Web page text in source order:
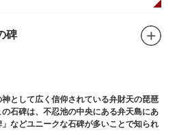
碑
として広く信仰されている弁財天の琵琶
石碑は、不忍池の中央にある弁天島にあ
などユニークな石碑が多いことで知られ